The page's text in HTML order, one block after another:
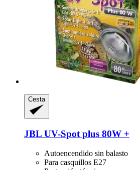
Cesta
JBL UV-​Spot plus 80W +
Autoencendido sin balasto
Para casquillos E27